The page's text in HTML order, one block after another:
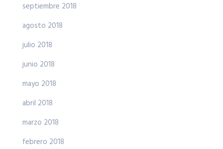
septiembre 2018
agosto 2018
julio 2018
junio 2018
mayo 2018
abril 2018
marzo 2018
febrero 2018